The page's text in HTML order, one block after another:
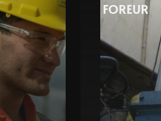
FOREUR